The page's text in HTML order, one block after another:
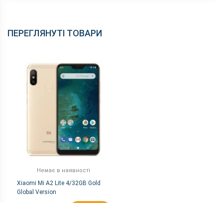
ПЕРЕГЛЯНУТІ ТОВАРИ
Немає в наявності
Xiaomi Mi A2 Lite 4/32GB Gold
Global Version